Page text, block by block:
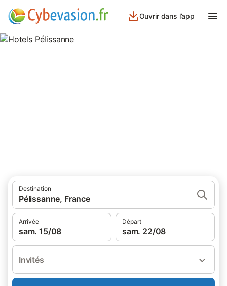
Ouvrir dans l’app
Destination
Pélissanne, France
Arrivée
sam. 15/08
Départ
sam. 22/08
Invités